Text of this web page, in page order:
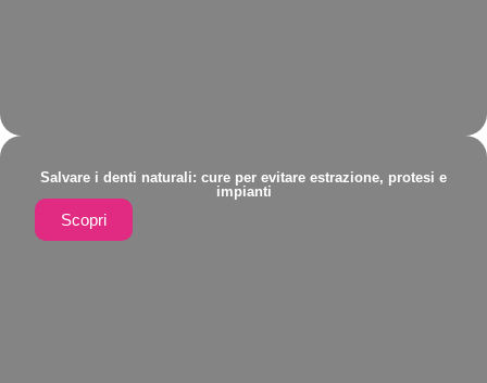
Salvare i denti naturali: cure per evitare estrazione, protesi e
impianti
Scopri